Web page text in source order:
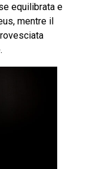
equilibrata e
mentre il